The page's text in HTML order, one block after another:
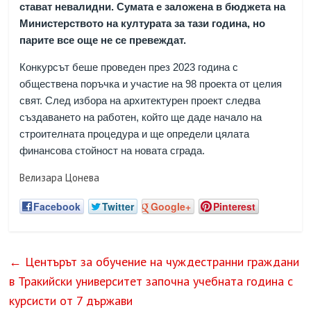
стават невалидни. Сумата е заложена в бюджета на
Министерството на културата за тази година, но
парите все още не се превеждат.
Конкурсът беше проведен през 2023 година с
обществена поръчка и участие на 98 проекта от целия
свят. След избора на архитектурен проект следва
създаването на работен, който ще даде начало на
строителната процедура и ще определи цялата
финансова стойност на новата сграда.
Велизара Цонева
Facebook Twitter Google+ Pinterest
← Центърът за обучение на чуждестранни граждани
в Тракийски университет започна учебната година с
курсисти от 7 държави